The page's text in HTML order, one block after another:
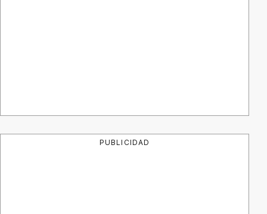
PUBLICIDAD